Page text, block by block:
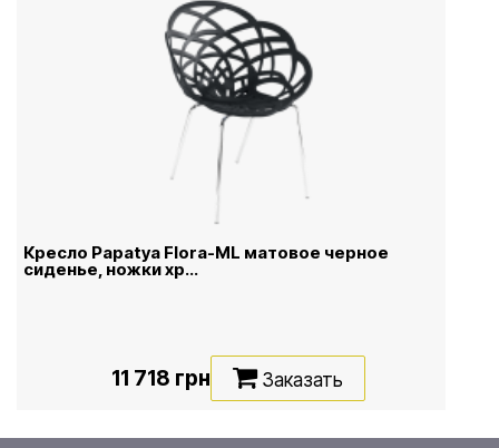
Кресло Papatya Flora-ML матовое черное
сиденье, ножки хр...
11 718 грн Заказать